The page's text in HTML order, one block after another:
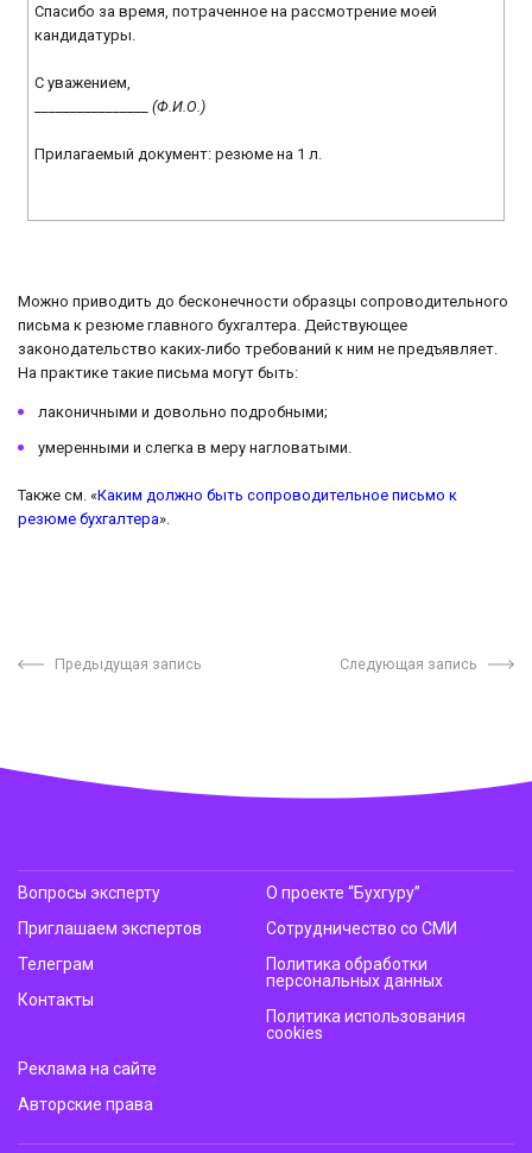
Спасибо за время, потраченное на рассмотрение моей
кандидатуры.
С уважением,
________________(Ф.И.О.)
Прилагаемый документ: резюме на 1 л.
Можно приводить до бесконечности образцы сопроводительного
письма к резюме главного бухгалтера. Действующее
законодательство каких-либо требований к ним не предъявляет.
На практике такие письма могут быть:
лаконичными и довольно подробными;
умеренными и слегка в меру нагловатыми.
Также см. «Каким должно быть сопроводительное письмо к
резюме бухгалтера».
Предыдущая запись Следующая запись
Вопросы эксперту
Приглашаем экспертов
Телеграм
Контакты
О проекте “Бухгуру”
Сотрудничество со СМИ
Политика обработки
персональных данных
Политика использования
cookies
Реклама на сайте
Авторские права